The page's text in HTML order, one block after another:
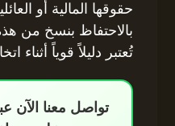
حقوقها المالية أو
بالاحتفاظ بنسخ من
تُعتبر دليلاً قوياً أثناء
تواصل معنا الآن